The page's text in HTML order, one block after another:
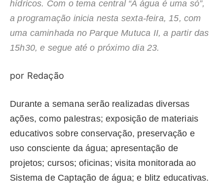
hídricos. Com o tema central “A água é uma só”,
a programação inicia nesta sexta-feira, 15, com
uma caminhada no Parque Mutuca II, a partir das
15h30, e segue até o próximo dia 23.
por Redação
Durante a semana serão realizadas diversas
ações, como palestras; exposição de materiais
educativos sobre conservação, preservação e
uso consciente da água; apresentação de
projetos; cursos; oficinas; visita monitorada ao
Sistema de Captação de água; e blitz educativas.